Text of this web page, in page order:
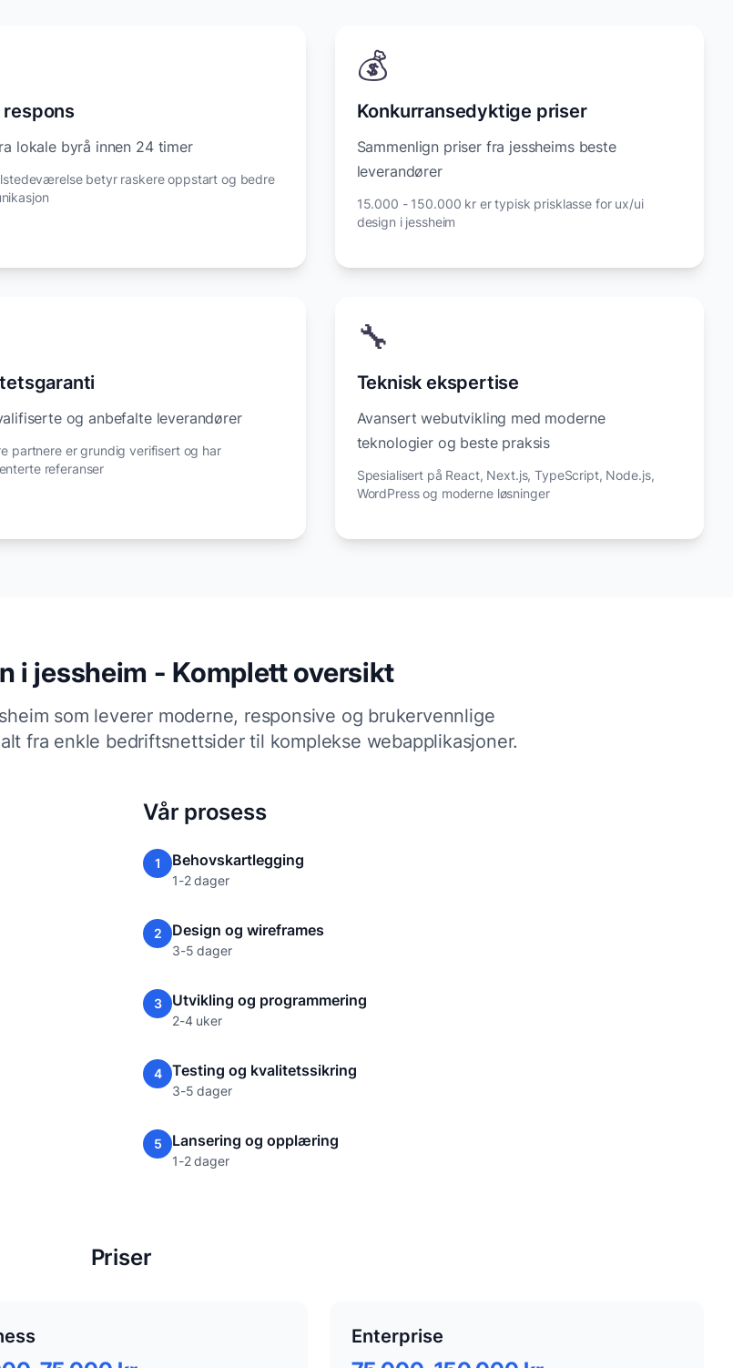
respons
lokale byrå innen 24 timer
betyr raskere oppstart og bedre
💰
Konkurransedyktige priser
Sammenlign priser fra jessheims beste
leverandører
15.000 - 150.000 kr er typisk prisklasse for ux/ui
design i jessheim
og anbefalte leverandører
partnere er grundig verifisert og har
referanser
🔧
Teknisk ekspertise
Avansert webutvikling med moderne
teknologier og beste praksis
Spesialisert på React, Next.js, TypeScript, Node.js,
WordPress og moderne løsninger
i jessheim - Komplett oversikt
som leverer moderne, responsive og brukervennlige
fra enkle bedriftsnettsider til komplekse webapplikasjoner.
Vår prosess
1 Behovskartlegging
1-2 dager
2 Design og wireframes
3-5 dager
3 Utvikling og programmering
2-4 uker
4 Testing og kvalitetssikring
3-5 dager
5 Lansering og opplæring
1-2 dager
Priser
Enterprise